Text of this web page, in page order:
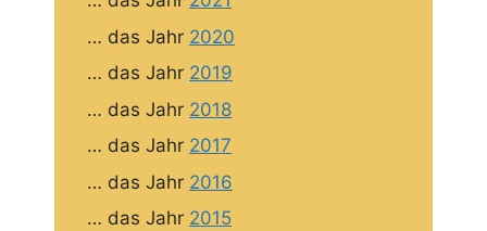
… das Jahr 2020
… das Jahr 2019
… das Jahr 2018
… das Jahr 2017
… das Jahr 2016
… das Jahr 2015